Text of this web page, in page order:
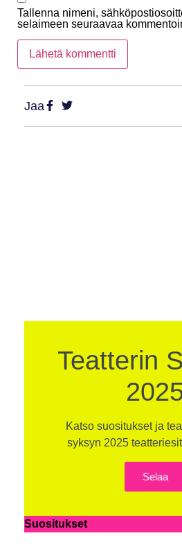
Tallenna nimeni,
selaimeen seuraavaa
Jaa
Teatterin
Katso suositukset ja
syksyn 2025
Selaa
Suositukset